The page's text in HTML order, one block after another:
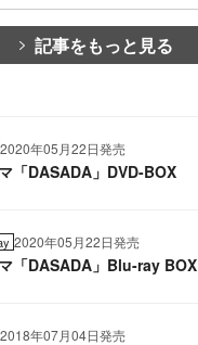
記事をもっと見る
2020年05月22日発売
「DASADA」DVD-BOX
2020年05月22日発売
「DASADA」Blu-ray BOX
2018年07月04日発売